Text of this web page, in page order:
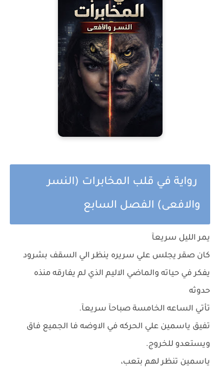
رواية في قلب المخابرات (النسر
والافعى) الفصل السابع
يمر الليل سريعآ
كان صقر يجلس علي سريره ينظر الي السقف بشرود
يفكر في حياته والماضي الاليم الذي لم يفارقه منذه
حدوثه
تأتي الساعه الخامسة صباحآ سريعآ.
تفيق ياسمين علي الحركه في الاوضه فا الجميع فاق
ويستعدو للخروج.
ياسمين تنظر لهم بتعب،